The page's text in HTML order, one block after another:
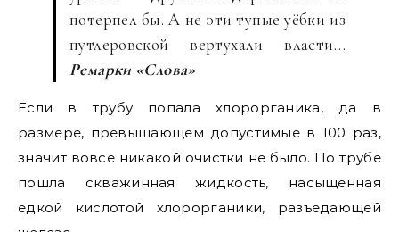
потерпел бы. А не эти тупые уёбки из
путлеровской вертухали власти…
Ремарки «Слова»
Если в трубу попала хлорорганика, да в
размере, превышающем допустимые в 100 раз,
значит вовсе никакой очистки не было. По трубе
пошла скважинная жидкость, насыщенная
едкой кислотой хлорорганики, разъедающей